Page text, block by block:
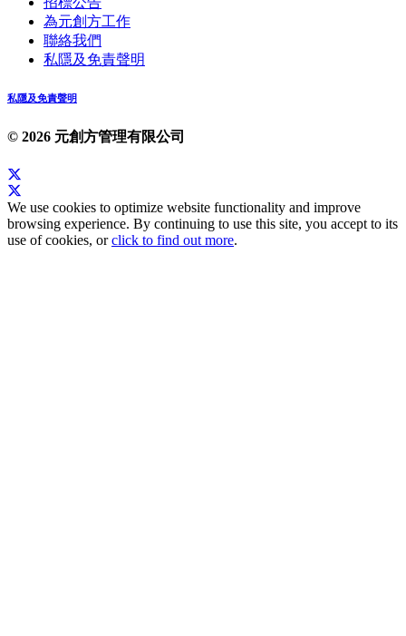
為元創方工作
聯絡我們
私隱及免責聲明
私隱及免責聲明
© 2026 元創方管理有限公司
We use cookies to optimize website functionality and improve
browsing experience. By continuing to use this site, you accept to its
use of cookies, orclick to find out more.